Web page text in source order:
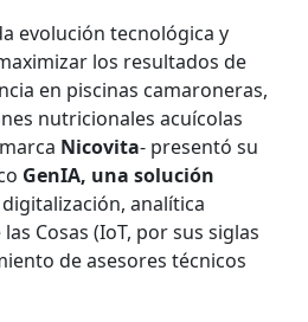
evolución tecnológica y
los resultados de
en piscinas camaroneras,
nutricionales acuícolas
Nicovita- presentó su
GenIA, una solución
analítica
Cosas (IoT, por sus siglas
de asesores técnicos